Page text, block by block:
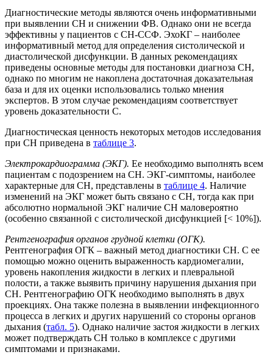
Диагностические методы являются очень информативными
при выявлении СН и снижении ФВ. Однако они не всегда
эффективны у пациентов с СН-ССФ. ЭхоКГ – наиболее
информативный метод для определения систолической и
диастолической дисфункции. В данных рекомендациях
приведены основные методы для постановки диагноза СН,
однако по многим не накоплена достаточная доказательная
база и для их оценки использовались только мнения
экспертов. В этом случае рекомендациям соответствует
уровень доказательности С.
Диагностическая ценность некоторых методов исследования
при СН приведена в таблице 3.
Электрокардиограмма (ЭКГ). Ее необходимо выполнять всем
пациентам с подозрением на СН. ЭКГ-симптомы, наиболее
характерные для СН, представлены в таблице 4. Наличие
изменений на ЭКГ может быть связано с СН, тогда как при
абсолютно нормальной ЭКГ наличие СН маловероятно
(особенно связанной с систолической дисфункцией [< 10%]).
Рентгенография органов грудной клетки (ОГК).
Рентгенография ОГК – важный метод диагностики СН. С ее
помощью можно оценить выраженность кардиомегалии,
уровень накопления жидкости в легких и плевральной
полости, а также выявить причину нарушения дыхания при
СН. Рентгенографию ОГК необходимо выполнять в двух
проекциях. Она также полезна в выявлении инфекционного
процесса в легких и других нарушений со стороны органов
дыхания (табл. 5). Однако наличие застоя жидкости в легких
может подтверждать СН только в комплексе с другими
симптомами и признаками.